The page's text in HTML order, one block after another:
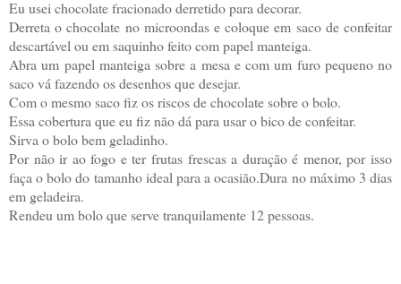
Eu usei chocolate fracionado derretido para decorar.
Derreta o chocolate no microondas e coloque em saco de confeitar
descartável ou em saquinho feito com papel manteiga.
Abra um papel manteiga sobre a mesa e com um furo pequeno no
saco vá fazendo os desenhos que desejar.
Com o mesmo saco fiz os riscos de chocolate sobre o bolo.
Essa cobertura que eu fiz não dá para usar o bico de confeitar.
Sirva o bolo bem geladinho.
Por não ir ao fogo e ter frutas frescas a duração é menor, por isso
faça o bolo do tamanho ideal para a ocasião.Dura no máximo 3 dias
em geladeira.
Rendeu um bolo que serve tranquilamente 12 pessoas.